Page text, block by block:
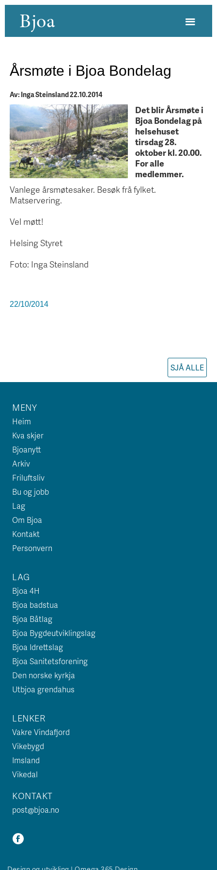
Bjoa
Årsmøte i Bjoa Bondelag
Av: Inga Steinsland 22.10.2014
Det blir Årsmøte i
Bjoa Bondelag på
helsehuset
tirsdag 28.
oktober kl. 20.00.
For alle
medlemmer.
Vanlege årsmøtesaker. Besøk frå fylket.
Matservering.
Vel møtt!
Helsing Styret
Foto: Inga Steinsland
22/10/2014
SJÅ ALLE
MENY
Heim
Kva skjer
Bjoanytt
Arkiv
Friluftsliv
Bu og jobb
Lag
Om Bjoa
Kontakt
Personvern
LAG
Bjoa 4H
Bjoa badstua
Bjoa Båtlag
Bjoa Bygdeutviklingslag
Bjoa Idrettslag
Bjoa Sanitetsforening
Den norske kyrkja
Utbjoa grendahus
LENKER
Vakre Vindafjord
Vikebygd
Imsland
Vikedal
KONTAKT
post@bjoa.no